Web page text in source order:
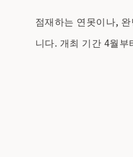
점재하는 연못이나,
니다. 개최 기간 4월부